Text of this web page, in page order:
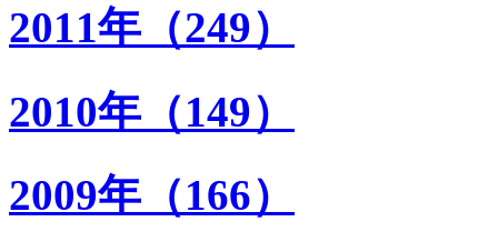
2011年（249）
2010年（149）
2009年（166）